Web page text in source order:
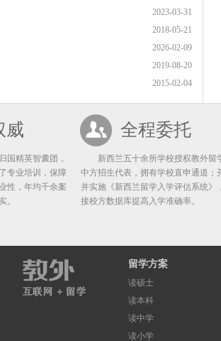
2023-03-31
2018-05-21
2026-02-09
2019-08-20
2015-02-04
威
精英智囊团，
专业培训，保障
性，年均千余案
。
全程委托
新西兰五十余所学校授权教外留
中方招生代表，拥有学校直申通道；
并实施《新西兰留学入学评估系统》
接校方数据库提高入学准确率。
留学方案
读硕士
读本科
读中学
读小学